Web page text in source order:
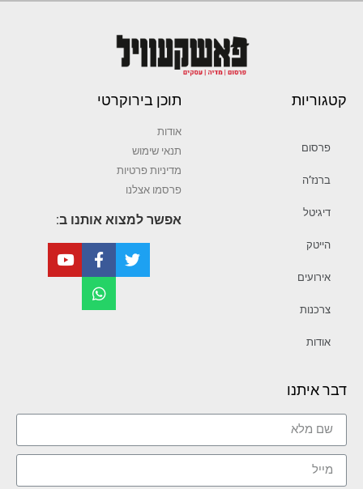
קטגוריות
פרסום
ברנז’ה
דיגיטל
הייטק
אירועים
צרכנות
אודות
תוכן בירוקרטי
אודות
תנאי שימוש
מדיניות פרטיות
פרסמו אצלנו
אפשר למצוא אותנו ב:
דבר איתנו